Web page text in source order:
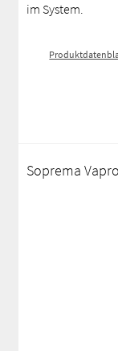
im System.
Soprema